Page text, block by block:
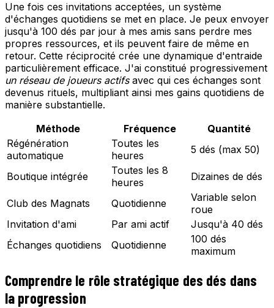
Une fois ces invitations acceptées, un système
d'échanges quotidiens se met en place. Je peux envoyer
jusqu'à 100 dés par jour à mes amis sans perdre mes
propres ressources, et ils peuvent faire de même en
retour. Cette réciprocité crée une dynamique d'entraide
particulièrement efficace. J'ai constitué progressivement
un réseau de joueurs actifsavec qui ces échanges sont
devenus rituels, multipliant ainsi mes gains quotidiens de
manière substantielle.
Méthode
Fréquence
Quantité
Régénération
automatique
Toutes les
heures
5 dés (max 50)
Boutique intégrée
Toutes les 8
heures
Dizaines de dés
Club des Magnats Quotidienne
Variable selon
roue
Invitation d'ami
Par ami actif
Jusqu'à 40 dés
Échanges quotidiens
Quotidienne
100 dés
maximum
Comprendre le rôle stratégique des dés dans
la progression